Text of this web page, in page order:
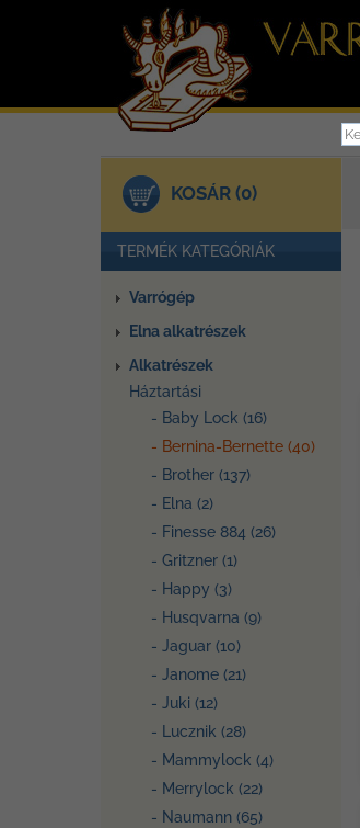
KOSÁR (0)
TERMÉK KATEGÓRIÁK
Varrógép
Elna alkatrészek
Alkatrészek
Háztartási
- Baby Lock (16)
- Bernina-Bernette (40)
- Brother (137)
- Elna (2)
- Finesse 884 (26)
- Gritzner (1)
- Happy (3)
- Husqvarna (9)
- Jaguar (10)
- Janome (21)
- Juki (12)
- Lucznik (28)
- Mammylock (4)
- Merrylock (22)
- Naumann (65)